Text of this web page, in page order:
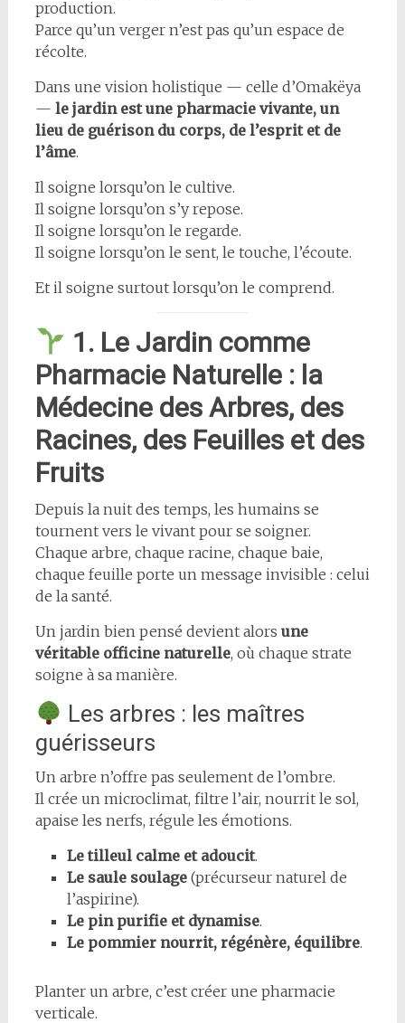
production.
Parce qu’un verger n’est pas qu’un espace de
récolte.
Dans une vision holistique — celle d’Omakëya
— le jardin est une pharmacie vivante, un
lieu de guérison du corps, de l’esprit et de
l’âme.
Il soigne lorsqu’on le cultive.
Il soigne lorsqu’on s’y repose.
Il soigne lorsqu’on le regarde.
Il soigne lorsqu’on le sent, le touche, l’écoute.
Et il soigne surtout lorsqu’on le comprend.
1. Le Jardin comme
Pharmacie Naturelle : la
Médecine des Arbres, des
Racines, des Feuilles et des
Fruits
Depuis la nuit des temps, les humains se
tournent vers le vivant pour se soigner.
Chaque arbre, chaque racine, chaque baie,
chaque feuille porte un message invisible : celui
de la santé.
Un jardin bien pensé devient alors une
véritable officine naturelle, où chaque strate
soigne à sa manière.
Les arbres : les maîtres
guérisseurs
Un arbre n’offre pas seulement de l’ombre.
Il crée un microclimat, filtre l’air, nourrit le sol,
apaise les nerfs, régule les émotions.
Le tilleul calme et adoucit.
Le saule soulage(précurseur naturel de
l’aspirine).
Le pin purifie et dynamise.
Le pommier nourrit, régénère, équilibre.
Planter un arbre, c’est créer une pharmacie
verticale.